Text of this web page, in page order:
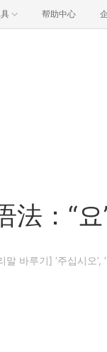
帮助中心
法：“
바루기] ‘주십시오’,